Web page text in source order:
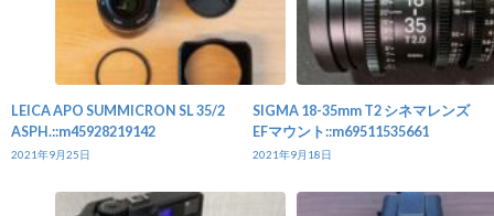
LEICA APO SUMMICRON SL 35/2
ASPH.::m45928219142
2021年9月25日
SIGMA 18-35mm T2 シネマレンズ
EFマウント::m69511535661
2021年9月18日